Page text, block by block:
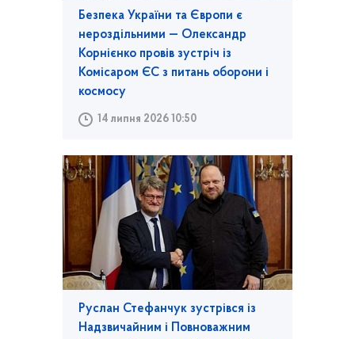
Безпека України та Європи є
нероздільними — Олександр
Корнієнко провів зустріч із
Комісаром ЄС з питань оборони і
космосу
14 липня 2026 10:50
Руслан Стефанчук зустрівся із
Надзвичайним і Повноважним